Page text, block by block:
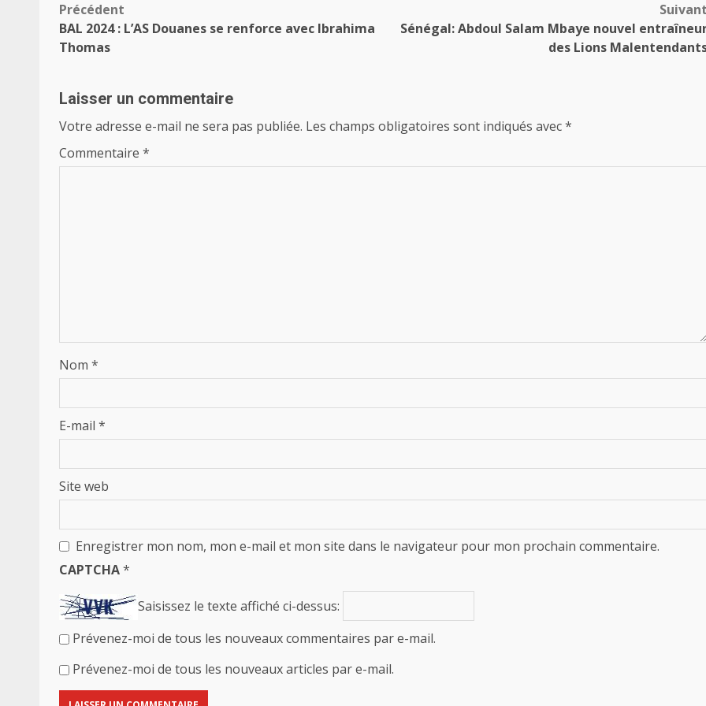
Navigation
d’article
Précédent
BAL 2024 : L’AS Douanes se renforce avec Ibrahima
Thomas
Suivant
Sénégal: Abdoul Salam Mbaye nouvel
des Lions
Laisser un commentaire
Votre adresse e-mail ne sera pas publiée. Les champs obligatoires sont indiqués avec*
Commentaire *
Nom *
E-mail *
Site web
Enregistrer mon nom, mon e-mail et mon site dans le navigateur pour mon prochain commentaire.
CAPTCHA*
Saisissez le texte affiché ci-dessus:
Prévenez-moi de tous les nouveaux commentaires par e-mail.
Prévenez-moi de tous les nouveaux articles par e-mail.